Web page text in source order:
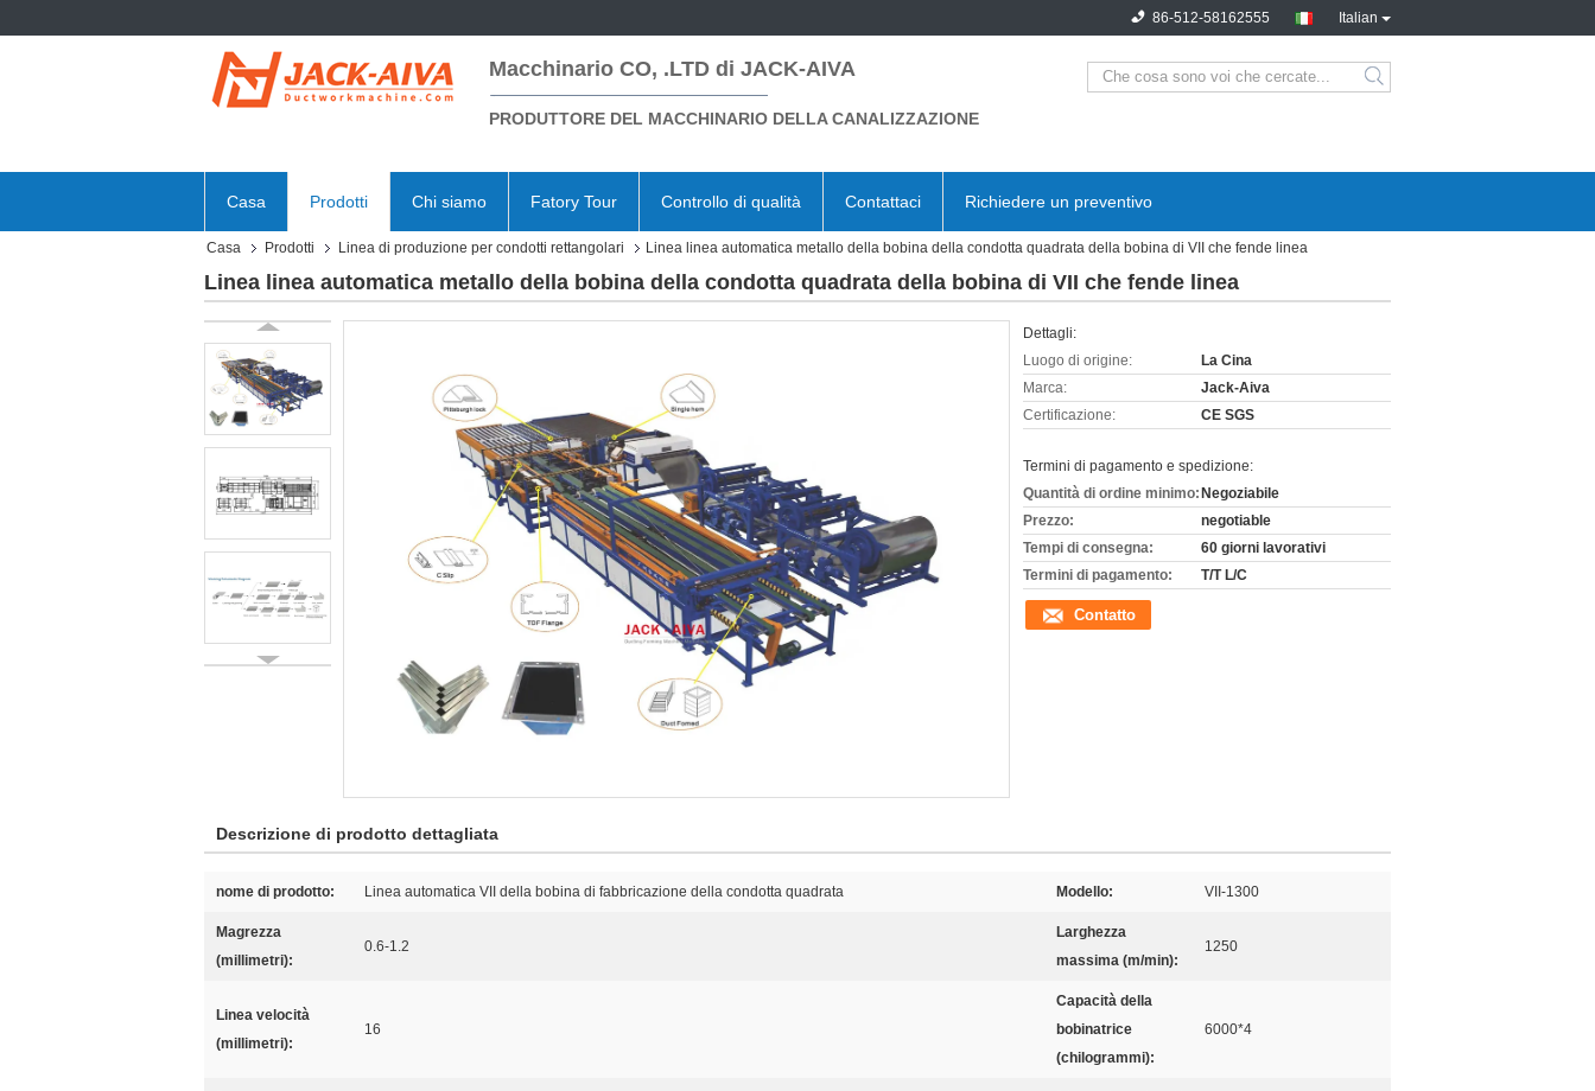
Italian
86-512-58162555
Macchinario CO, .LTD di JACK-AIVA
PRODUTTORE DEL MACCHINARIO DELLA CANALIZZAZIONE
Casa Prodotti Chi siamo Fatory Tour Controllo di qualità Contattaci Richiedere un preventivo
Casa Prodotti Linea di produzione per condotti rettangolari Linea linea automatica metallo della bobina della condotta quadrata della bobina di VII che fende linea
Linea linea automatica metallo della bobina della condotta quadrata della bobina di VII che fende linea
Dettagli:
Luogo di origine:
La Cina
Marca:
Jack-Aiva
Certificazione:
CE SGS
Termini di pagamento e spedizione:
Quantità di ordine minimo: Negoziabile
Prezzo:
negotiable
Tempi di consegna:
60 giorni lavorativi
Termini di pagamento:
T/T L/C
Contatto
Descrizione di prodotto dettagliata
nome di prodotto: Linea automatica VII della bobina di fabbricazione della condotta quadrata Modello: VII-1300
Magrezza
(millimetri):
0.6-1.2
Larghezza
massima (m/min):
1250
Linea velocità
(millimetri):
16
Capacità della
bobinatrice
(chilogrammi):
6000*4